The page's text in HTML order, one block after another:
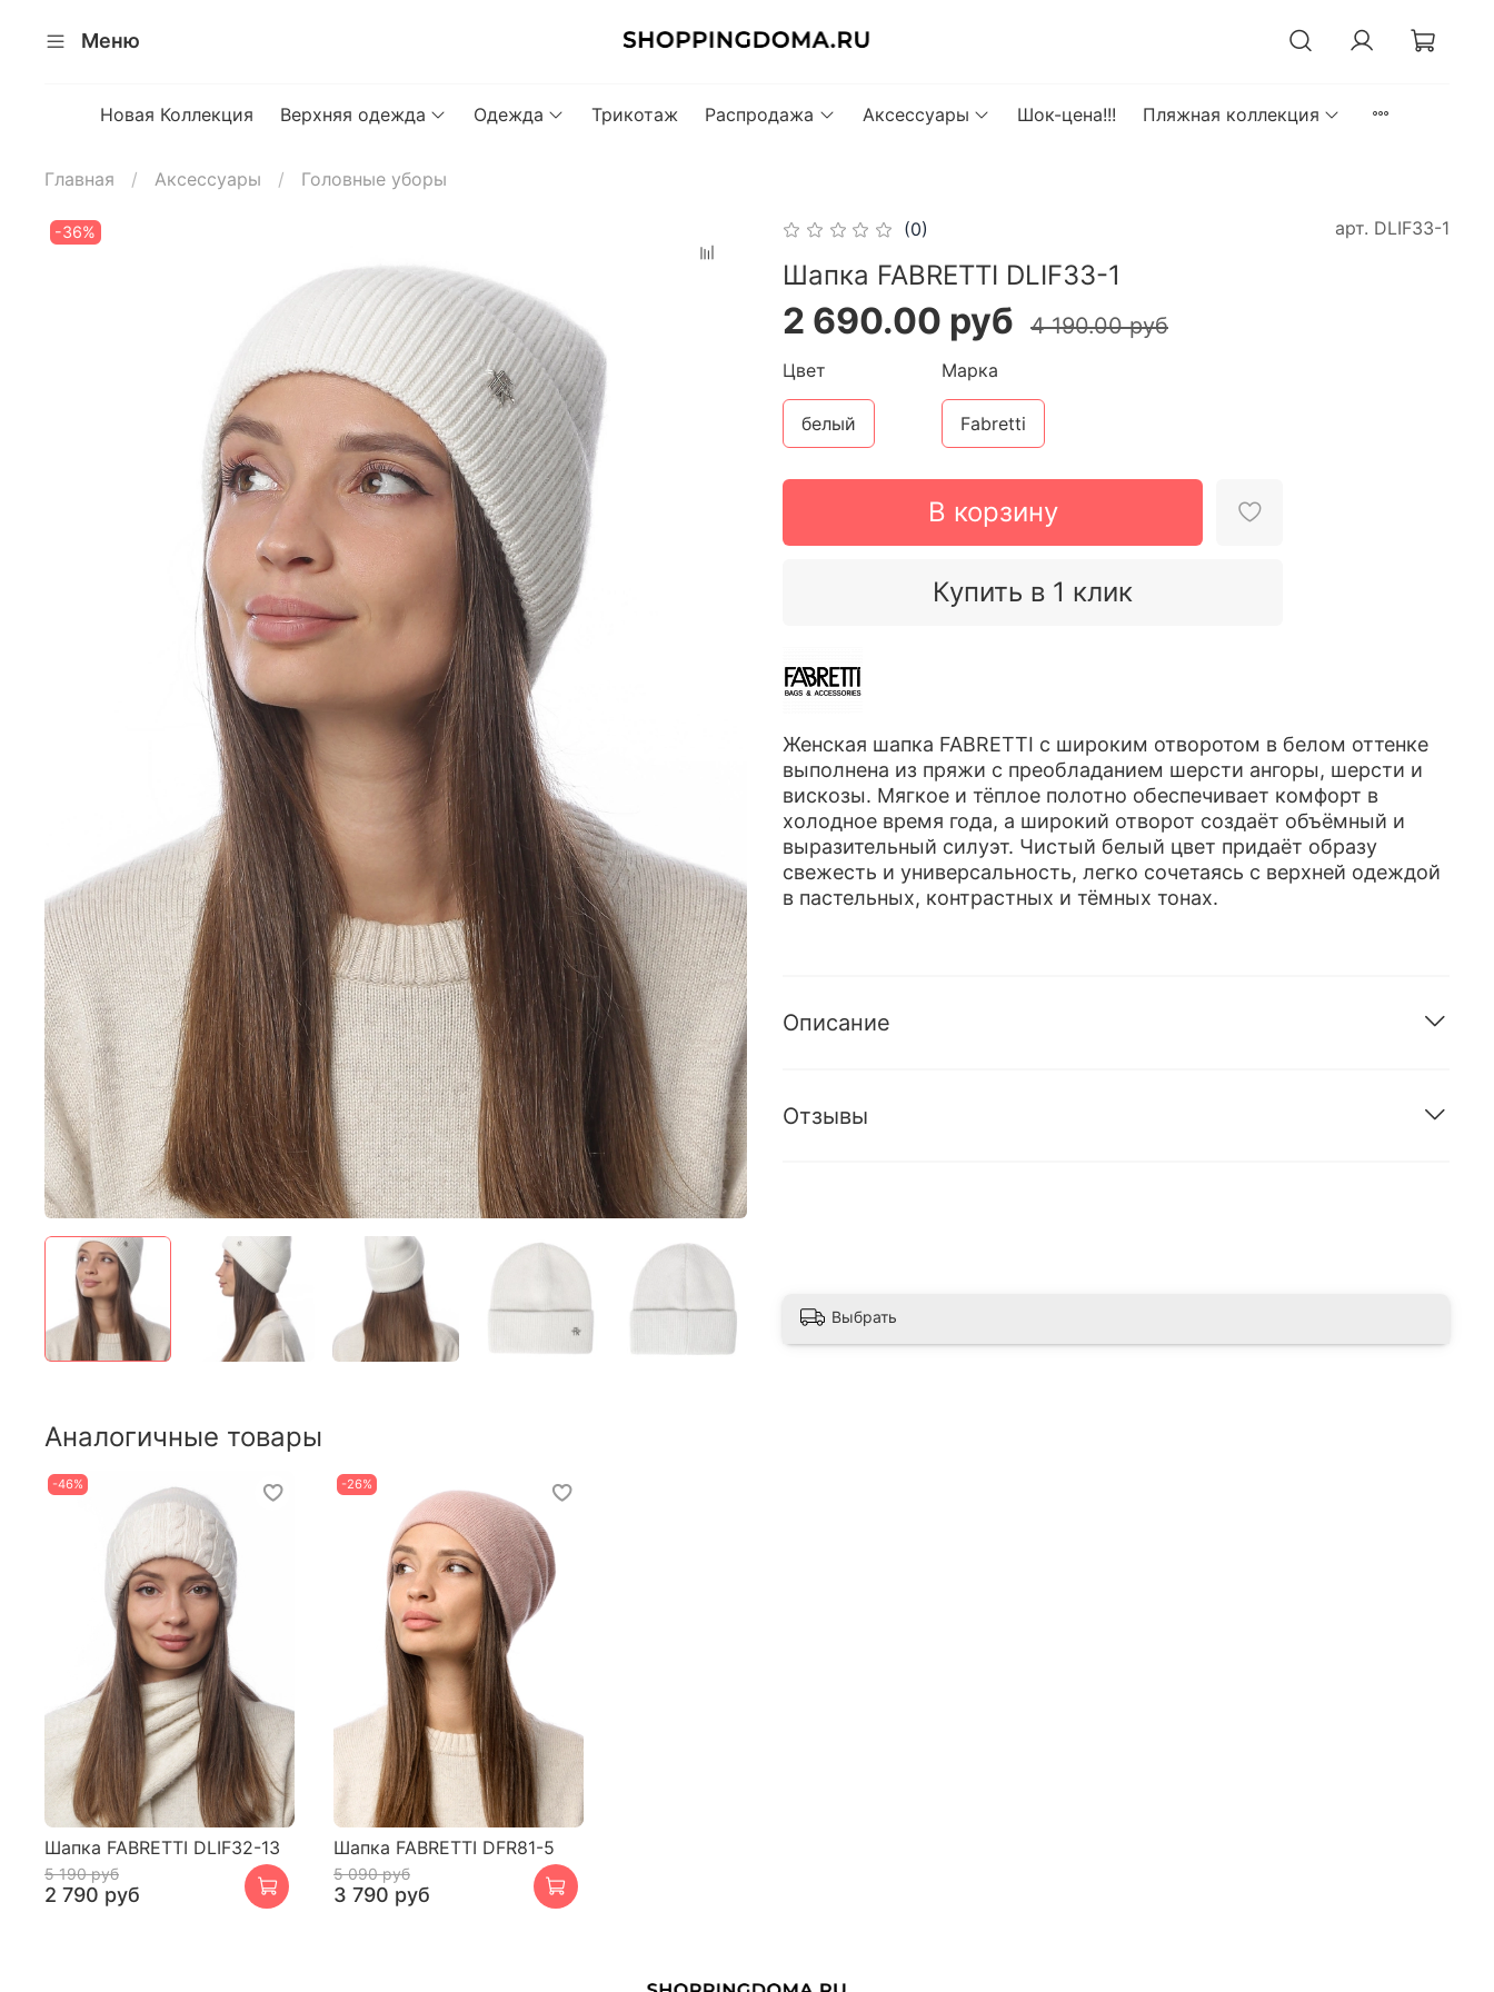
Меню
Новая Коллекция Верхняя одежда Одежда Трикотаж Распродажа Аксессуары Шок-цена!!! Пляжная коллекция
Главная Аксессуары Головные уборы
-36% (0) арт. DLIF33-1
Шапка FABRETTI DLIF33-1
2 690.00 руб 4 190.00 руб
В корзину
Купить в 1 клик
Цвет
белый
Марка
Fabretti
Женская шапка FABRETTI с широким отворотом в белом оттенке
выполнена из пряжи с преобладанием шерсти ангоры, шерсти и
вискозы. Мягкое и тёплое полотно обеспечивает комфорт в
холодное время года, а широкий отворот создаёт объёмный и
выразительный силуэт. Чистый белый цвет придаёт образу
свежесть и универсальность, легко сочетаясь с верхней одеждой
в пастельных, контрастных и тёмных тонах.
Описание
Отзывы
Выбрать
Аналогичные товары
-46%
Шапка FABRETTI DLIF32-13
5 190 руб
2 790 руб
-26%
Шапка FABRETTI DFR81-5
5 090 руб
3 790 руб